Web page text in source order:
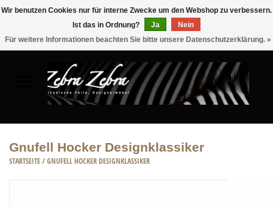
MÖBEL
WOHNACCESSOIRES
Gnufell Hocker Designklassiker
STARTSEITE/GNUFELL HOCKER DESIGNKLASSIKER
Wir benutzen Cookies nur für interne Zwecke um den Webshop zu verbessern.
Ist das in Ordnung?
Ja
Nein
Für weitere Informationen beachten Sie bitte unsere Datenschutzerklärung. »